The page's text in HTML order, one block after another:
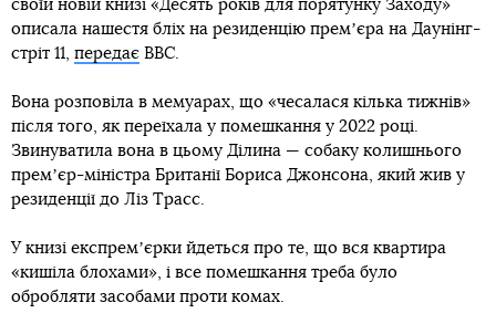
своїй новій книзі «Десять років для порятунку Заходу»
описала нашестя бліх на резиденцію премʼєра на Даунінг-
стріт 11, передає BBC.
Вона розповіла в мемуарах, що «чесалася кілька тижнів»
після того, як переїхала у помешкання у 2022 році.
Звинуватила вона в цьому Ділина — собаку колишнього
премʼєр-міністра Британії Бориса Джонсона, який жив у
резиденції до Ліз Трасс.
У книзі експремʼєрки йдеться про те, що вся квартира
«кишіла блохами», і все помешкання треба було
обробляти засобами проти комах.